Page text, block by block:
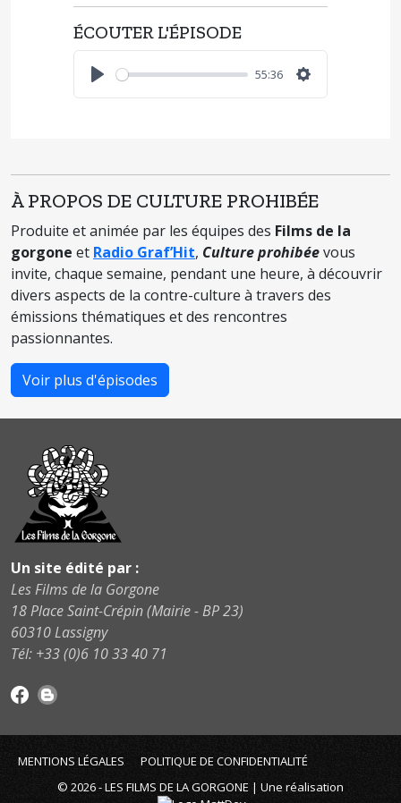
ÉCOUTER L'ÉPISODE
Play
55:36
Settings
À PROPOS DE CULTURE PROHIBÉE
Produite et animée par les équipes des Films de la
gorgone et Radio Graf’Hit, Culture prohibéevous
invite, chaque semaine, pendant une heure, à découvrir
divers aspects de la contre-culture à travers des
émissions thématiques et des rencontres
passionnantes.
Voir plus d'épisodes
Un site édité par :
Les Films de la Gorgone
18 Place Saint-Crépin (Mairie - BP 23)
60310 Lassigny
Tél: +33 (0)6 10 33 40 71
MENTIONS LÉGALES
POLITIQUE DE CONFIDENTIALITÉ
© 2026 - LES FILMS DE LA GORGONE | Une réalisation